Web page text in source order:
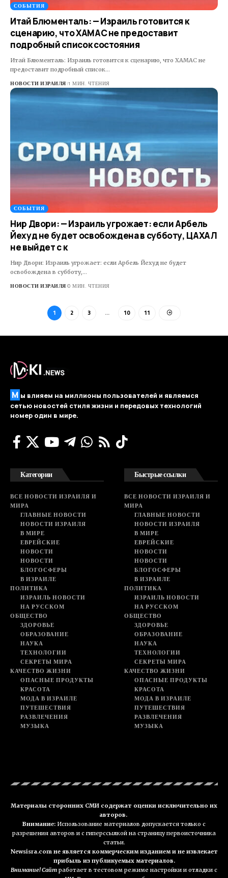
СОБЫТИЯ
Итай Блюменталь: — Израиль готовится к
сценарию, что ХАМАС не предоставит
подробный список состояния
Итай Блюменталь: Израиль готовится к сценарию, что ХАМАС не
предоставит подробный список…
НОВОСТИ ИЗРАИЛЯ 1 МИН. ЧТЕНИЯ
СОБЫТИЯ
Нир Двори: — Израиль угрожает: если Арбель
Йехуд не будет освобождена в субботу, ЦАХАЛ
не выйдет с к
Нир Двори: Израиль угрожает: если Арбель Йехуд не будет
освобождена в субботу,…
НОВОСТИ ИЗРАИЛЯ 0 МИН. ЧТЕНИЯ
1 2 3 … 10 11
М ы влияем на миллионы пользователей и являемся
сетью новостей стиля жизни и передовых технологий
номер один в мире.
Категории
ВСЕ НОВОСТИ ИЗРАИЛЯ И
МИРА
ГЛАВНЫЕ НОВОСТИ
НОВОСТИ ИЗРАИЛЯ
В МИРЕ
ЕВРЕЙСКИЕ
НОВОСТИ
НОВОСТИ
БЛОГОСФЕРЫ
В ИЗРАИЛЕ
ПОЛИТИКА
ИЗРАИЛЬ НОВОСТИ
НА РУССКОМ
ОБЩЕСТВО
ЗДОРОВЬЕ
ОБРАЗОВАНИЕ
НАУКА
ТЕХНОЛОГИИ
СЕКРЕТЫ МИРА
КАЧЕСТВО ЖИЗНИ
ОПАСНЫЕ ПРОДУКТЫ
КРАСОТА
МОДА В ИЗРАИЛЕ
ПУТЕШЕСТВИЯ
РАЗВЛЕЧЕНИЯ
МУЗЫКА
Быстрые ссылки
ВСЕ НОВОСТИ ИЗРАИЛЯ И
МИРА
ГЛАВНЫЕ НОВОСТИ
НОВОСТИ ИЗРАИЛЯ
В МИРЕ
ЕВРЕЙСКИЕ
НОВОСТИ
НОВОСТИ
БЛОГОСФЕРЫ
В ИЗРАИЛЕ
ПОЛИТИКА
ИЗРАИЛЬ НОВОСТИ
НА РУССКОМ
ОБЩЕСТВО
ЗДОРОВЬЕ
ОБРАЗОВАНИЕ
НАУКА
ТЕХНОЛОГИИ
СЕКРЕТЫ МИРА
КАЧЕСТВО ЖИЗНИ
ОПАСНЫЕ ПРОДУКТЫ
КРАСОТА
МОДА В ИЗРАИЛЕ
ПУТЕШЕСТВИЯ
РАЗВЛЕЧЕНИЯ
МУЗЫКА
Материалы сторонних СМИ содержат оценки исключительно их
авторов.
Внимание: Использование материалов допускается только с
разрешения авторов и с гиперссылкой на страницу первоисточника
статьи.
Newsisra.com не является коммерческим изданием и не извлекает
прибыль из публикуемых материалов.
Внимание! Сайт работает в тестовом режиме настройки и отладки с